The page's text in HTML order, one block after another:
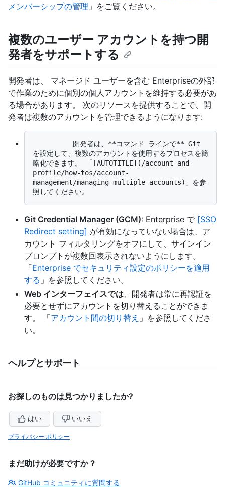
メンバーシップの管理 」をご覧ください。
複数のユーザー アカウントを持つ開
発者をサポートする
開発者は、 マネージド ユーザーを含む Enterpriseの外部
で作業のために個別の個人アカウントを維持する必要があ
る場合があります。 次のリソースを提供することで、開
発者は複数のアカウントを管理できるようになります:
を設定して、複数のアカウントを使用するプロセスを簡
略化できます。 「[AUTOTITLE](/account-and-
profile/how-tos/account-
management/managing-multiple-accounts)」を参
Git Credential Manager (GCM): Enterprise で [SSO
Redirect setting] が有効になっていない場合は、ア
カウント フィルタリングをオフにして、サインイン
プロンプトが複数回表示されないようにします。
「Enterprise でセキュリティ設定のポリシーを適用
する 」を参照してください。
Web インターフェイスでは、開発者は常に再認証を
必要とせずにアカウントを切り替えることができま
す。 「アカウント間の切り替え 」を参照してくださ
い。
ヘルプとサポート
お探しのものは見つかりましたか?
はい いいえ
プライバシー ポリシー
まだ助けが必要ですか？
GitHub コミュニティに質問する